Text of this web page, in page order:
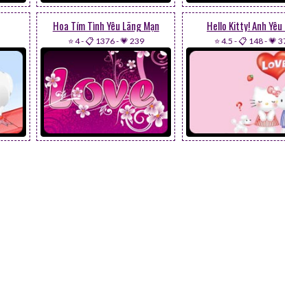
Hoa Tím Tình Yêu Lãng Mạn
⭐ 4-📋 1376-💗 239
Hello Kitty! Anh Yêu
⭐ 4.5 -📋 148-💗